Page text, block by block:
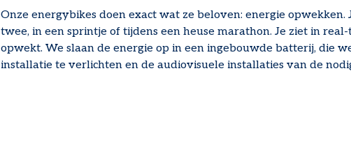
Onze energybikes doen exact wat ze beloven: energie
twee, in een sprintje of tijdens een heuse marathon. Je ziet in
opwekt. We slaan de energie op in een ingebouwde batterij, die
installatie te verlichten en de audiovisuele installaties van de